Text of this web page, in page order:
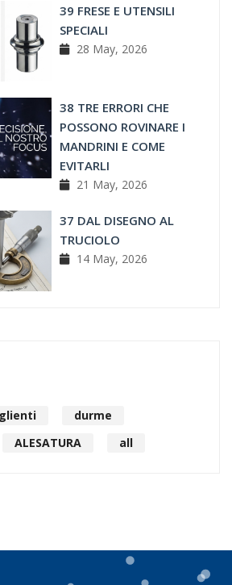
39 FRESE E UTENSILI
SPECIALI
28 May, 2026
38 TRE ERRORI CHE
POSSONO ROVINARE I
MANDRINI E COME
EVITARLI
21 May, 2026
37 DAL DISEGNO AL
TRUCIOLO
14 May, 2026
durme
ALESATURA all